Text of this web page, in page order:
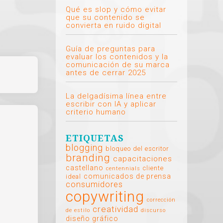
Qué es slop y cómo evitar
que su contenido se
convierta en ruido digital
Guía de preguntas para
evaluar los contenidos y la
comunicación de su marca
antes de cerrar 2025
La delgadísima línea entre
escribir con IA y aplicar
criterio humano
ETIQUETAS
blogging bloqueo del escritor
branding capacitaciones
castellano centennials cliente
ideal
comunicados de prensa
consumidores
copywriting
corrección
de estilo creatividad discurso
diseño gráfico